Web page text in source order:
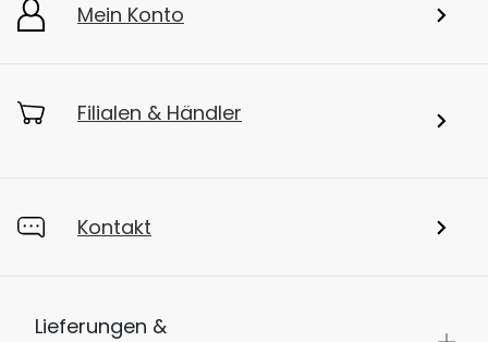
Mein Konto
Filialen & Händler
Kontakt
Lieferungen &